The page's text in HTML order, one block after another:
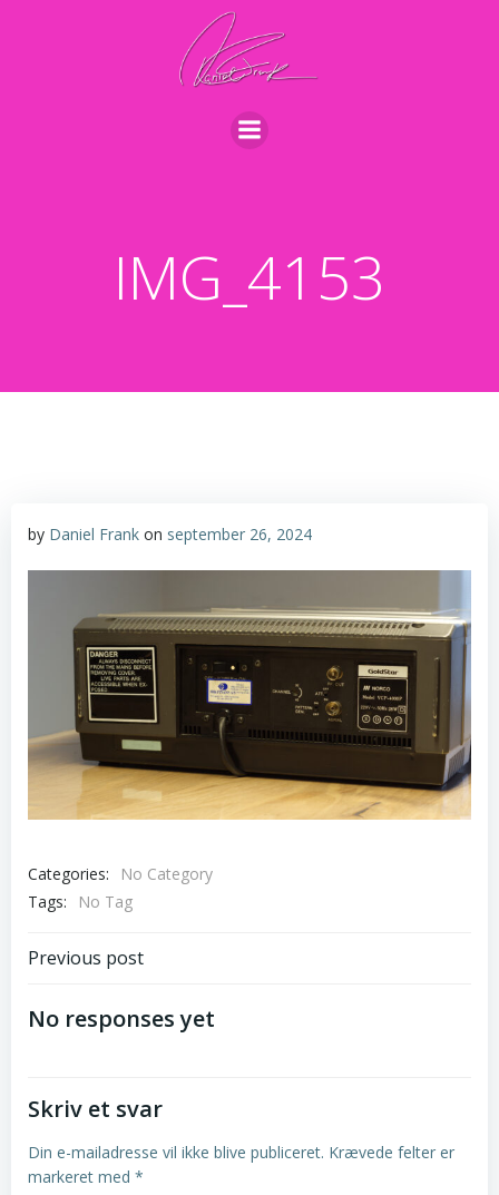
til
indhold
IMG_4153
by Daniel Frank on september 26, 2024
Categories:
No Category
Tags:
No Tag
Post
navigation
Previous post
No responses yet
Skriv et svar
Din e-mailadresse vil ikke blive publiceret. Krævede felter er
markeret med *